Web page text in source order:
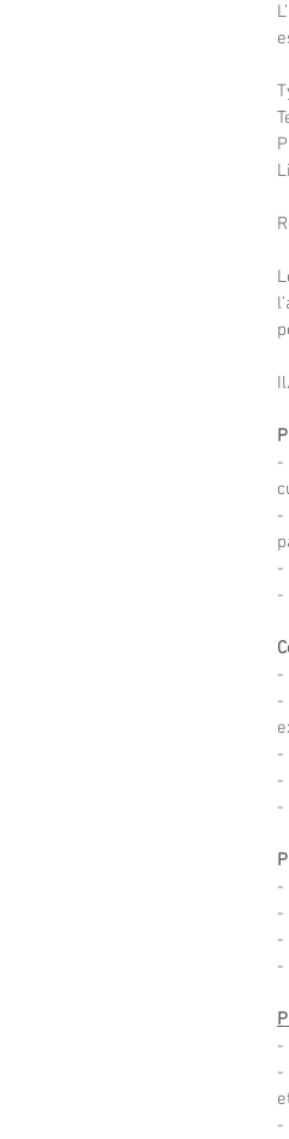
-
-
-
-
-
-
-
-
-
-
-
-
-
-
-
-